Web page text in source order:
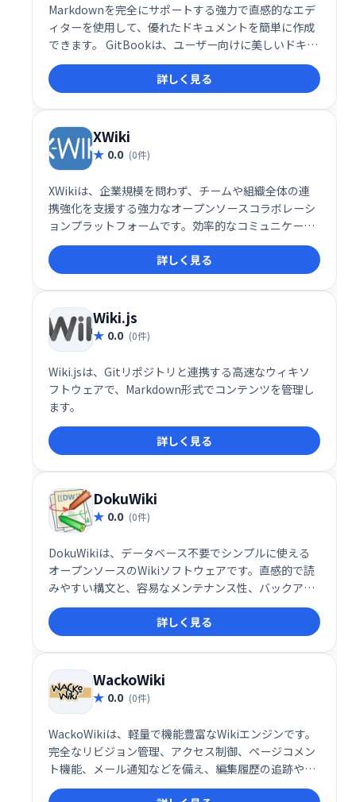
Markdownを完全にサポートする強力で直感的なエデ
ィターを使用して、優れたドキュメントを簡単に作成
できます。 GitBookは、ユーザー向けに美しいドキュ
メントを公開し、チームの知識を一元化して高度なコ
ラボレーションを実現するのに役立ちます。
詳しく見る
XWiki
0.0 (0件)
XWikiは、企業規模を問わず、チームや組織全体の連
携強化を支援する強力なオープンソースコラボレーシ
ョンプラットフォームです。効率的なコミュニケーシ
ョンと情報共有を実現し、組織内の情報サイロを解消
します。重要な情報への迅速かつ効率的なアクセスを
可能にし、ビジネス知識の価値を高め、時間とコスト
の節約に貢献します。あらゆる規模の組織におけるコ
ラボレーションの最適化に最適なソリューションで
す。
詳しく見る
Wiki.js
0.0 (0件)
Wiki.jsは、Gitリポジトリと連携する高速なウィキソ
フトウェアで、Markdown形式でコンテンツを管理し
ます。
詳しく見る
DokuWiki
0.0 (0件)
DokuWikiは、データベース不要でシンプルに使える
オープンソースのWikiソフトウェアです。直感的で読
みやすい構文と、容易なメンテナンス性、バックアッ
プ機能が特長です。アクセス制御や認証コネクタも備
え、企業環境にも最適。豊富なプラグインにより、多
様な用途に対応可能です。活気のあるコミュニティも
大きな強みです。
詳しく見る
WackoWiki
0.0 (0件)
WackoWikiは、軽量で機能豊富なWikiエンジンです。
完全なリビジョン管理、アクセス制御、ページコメン
ト機能、メール通知などを備え、編集履歴の追跡や複
数ユーザーでの共同作業を効率化します。多言語対